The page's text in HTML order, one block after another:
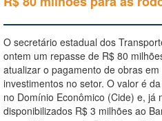
O secretário estadual dos
ontem um repasse de R$ 80
atualizar o pagamento de obras
investimentos no setor. O valor é
no Domínio Econômico (Cide) e, já
disponibilizados R$ 3 milhões ao